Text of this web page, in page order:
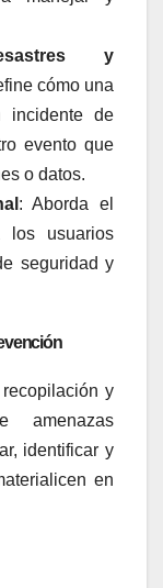
y
cómo una
incidente de
evento que
o datos.
: Aborda el
los usuarios
seguridad y
y
amenazas
identificar y
en